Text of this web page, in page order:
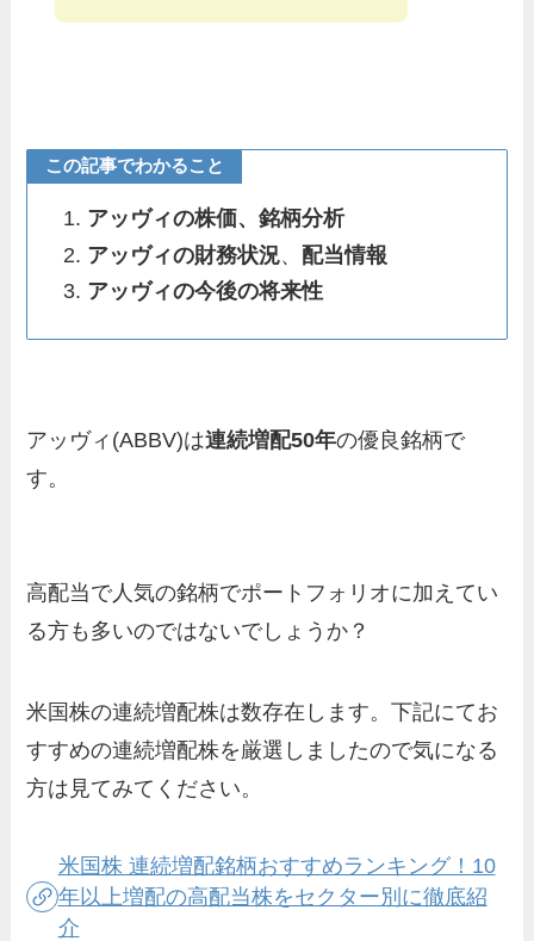
この記事でわかること
アッヴィの株価、銘柄分析
アッヴィの財務状況、 配当情報
アッヴィの今後の将来性
アッヴィ(ABBV)は連続増配50年の優良銘柄で
す。
高配当で人気の銘柄でポートフォリオに加えてい
る方も多いのではないでしょうか？
米国株の連続増配株は数存在します。下記にてお
すすめの連続増配株を厳選しましたので気になる
方は見てみてください。
米国株 連続増配銘柄おすすめランキング！10
年以上増配の高配当株をセクター別に徹底紹
介